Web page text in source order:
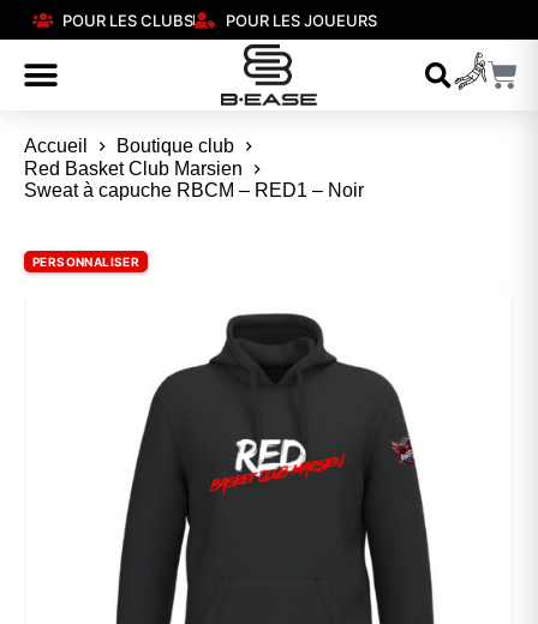
POUR LES CLUBS POUR LES JOUEURS
Accueil
Boutique club
Red Basket Club Marsien
Sweat à capuche RBCM – RED1 – Noir
PERSONNALISER